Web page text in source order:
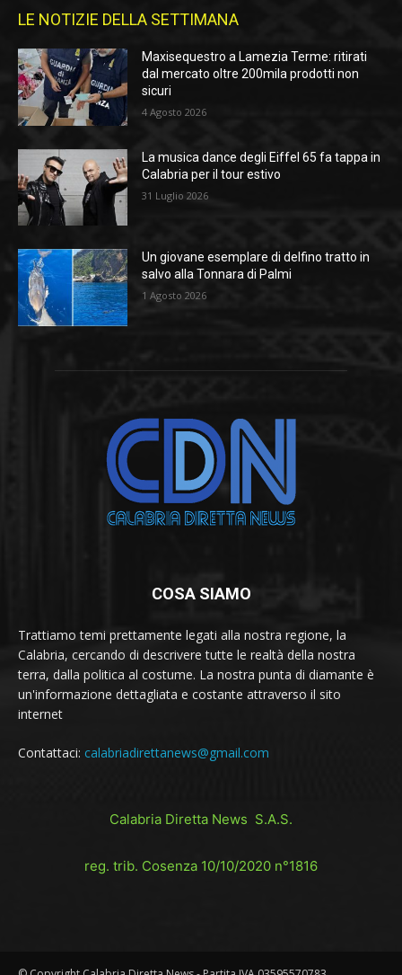
LE NOTIZIE DELLA SETTIMANA
Maxisequestro a Lamezia Terme: ritirati
dal mercato oltre 200mila prodotti non
sicuri
4 Agosto 2026
La musica dance degli Eiffel 65 fa tappa in
Calabria per il tour estivo
31 Luglio 2026
Un giovane esemplare di delfino tratto in
salvo alla Tonnara di Palmi
1 Agosto 2026
COSA SIAMO
Trattiamo temi prettamente legati alla nostra regione, la
Calabria, cercando di descrivere tutte le realtà della nostra
terra, dalla politica al costume. La nostra punta di diamante è
un'informazione dettagliata e costante attraverso il sito
internet
Contattaci: calabriadirettanews@gmail.com
Calabria Diretta News S.A.S.
reg. trib. Cosenza 10/10/2020 n°1816